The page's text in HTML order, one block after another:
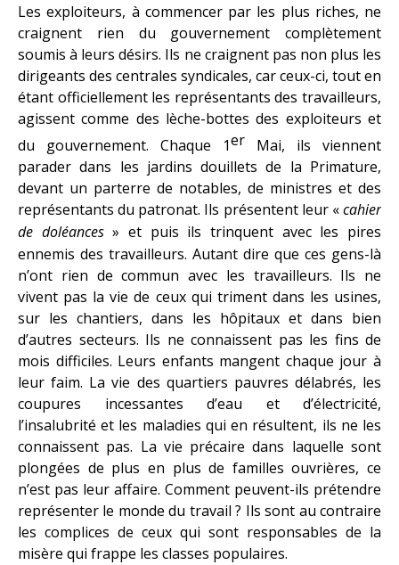
Les exploiteurs, à commencer par les plus riches, ne
craignent rien du gouvernement complètement
soumis à leurs désirs. Ils ne craignent pas non plus les
dirigeants des centrales syndicales, car ceux-ci, tout en
étant officiellement les représentants des travailleurs,
agissent comme des lèche-bottes des exploiteurs et
du gouvernement. Chaque 1er Mai, ils viennent
parader dans les jardins douillets de la Primature,
devant un parterre de notables, de ministres et des
représentants du patronat. Ils présentent leur «cahier
de doléances» et puis ils trinquent avec les pires
ennemis des travailleurs. Autant dire que ces gens-là
n’ont rien de commun avec les travailleurs. Ils ne
vivent pas la vie de ceux qui triment dans les usines,
sur les chantiers, dans les hôpitaux et dans bien
d’autres secteurs. Ils ne connaissent pas les fins de
mois difficiles. Leurs enfants mangent chaque jour à
leur faim. La vie des quartiers pauvres délabrés, les
coupures incessantes d’eau et d’électricité,
l’insalubrité et les maladies qui en résultent, ils ne les
connaissent pas. La vie précaire dans laquelle sont
plongées de plus en plus de familles ouvrières, ce
n’est pas leur affaire. Comment peuvent-ils prétendre
représenter le monde du travail ? Ils sont au contraire
les complices de ceux qui sont responsables de la
misère qui frappe les classes populaires.